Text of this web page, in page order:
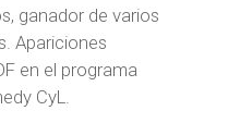
ganador de varios
Apariciones
en el programa
CyL.